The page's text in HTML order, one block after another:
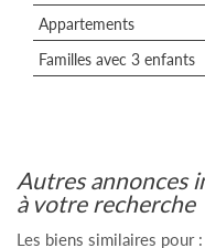
Appartements
Familles avec 3 enfants
autres annonces immobilières correspondant
à votre recherche
Les biens similaires pour :